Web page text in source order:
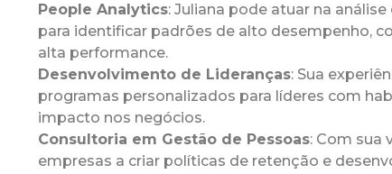
People Analytics: Juliana pode atuar na
para identificar padrões de alto desempenho,
alta performance.
Desenvolvimento de Lideranças: Sua
programas personalizados para líderes com
impacto nos negócios.
Consultoria em Gestão de Pessoas: Com sua
empresas a criar políticas de retenção e